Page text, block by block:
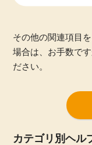
その他の関連項目
場合は、お手数で
ださい。
カテゴリ別ヘル